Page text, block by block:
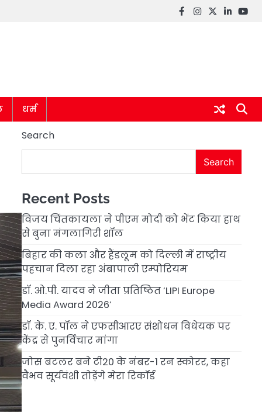
Facebook
instagram
twitter
linkedin
धर्म
Search
Search
Recent Posts
विजय चिंतकायला ने पीएम मोदी को भेंट किया हाथ
से बुना मंगलागिरी शॉल
बिहार की कला और हैंडलूम को दिल्ली में राष्ट्रीय
पहचान दिला रहा अंबापाली एम्पोरियम
डॉ. ओ.पी. यादव ने जीता प्रतिष्ठित ‘LIPI Europe
Media Award 2026’
डॉ. के. ए. पॉल ने एफसीआरए संशोधन विधेयक पर
केंद्र से पुनर्विचार मांगा
जोस बटलर बने टी20 के नंबर-1 रन स्कोरर, कहा
वैभव सूर्यवंशी तोड़ेंगे मेरा रिकॉर्ड